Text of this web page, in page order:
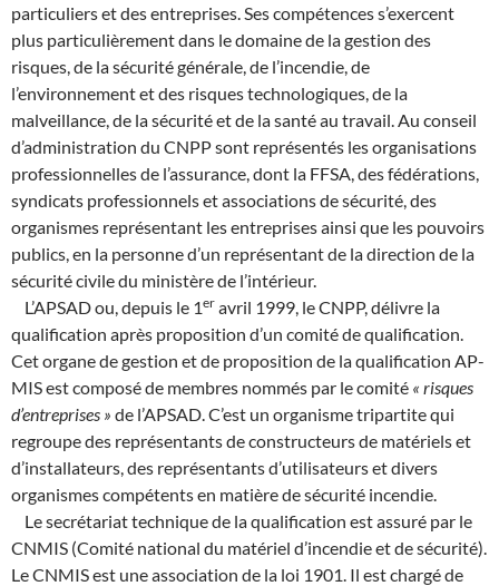
particuliers et des entreprises. Ses compétences s’exercent
plus particulièrement dans le domaine de la gestion des
risques, de la sécurité générale, de l’incendie, de
l’environnement et des risques technologiques, de la
malveillance, de la sécurité et de la santé au travail. Au conseil
d’administration du CNPP sont représentés les organisations
professionnelles de l’assurance, dont la FFSA, des fédérations,
syndicats professionnels et associations de sécurité, des
organismes représentant les entreprises ainsi que les pouvoirs
publics, en la personne d’un représentant de la direction de la
sécurité civile du ministère de l’intérieur.
L’APSAD ou, depuis le 1er avril 1999, le CNPP, délivre la
qualification après proposition d’un comité de qualification.
Cet organe de gestion et de proposition de la qualification AP-
MIS est composé de membres nommés par le comité « risques
d’entreprises » de l’APSAD. C’est un organisme tripartite qui
regroupe des représentants de constructeurs de matériels et
d’installateurs, des représentants d’utilisateurs et divers
organismes compétents en matière de sécurité incendie.
Le secrétariat technique de la qualification est assuré par le
CNMIS (Comité national du matériel d’incendie et de sécurité).
Le CNMIS est une association de la loi 1901. Il est chargé de